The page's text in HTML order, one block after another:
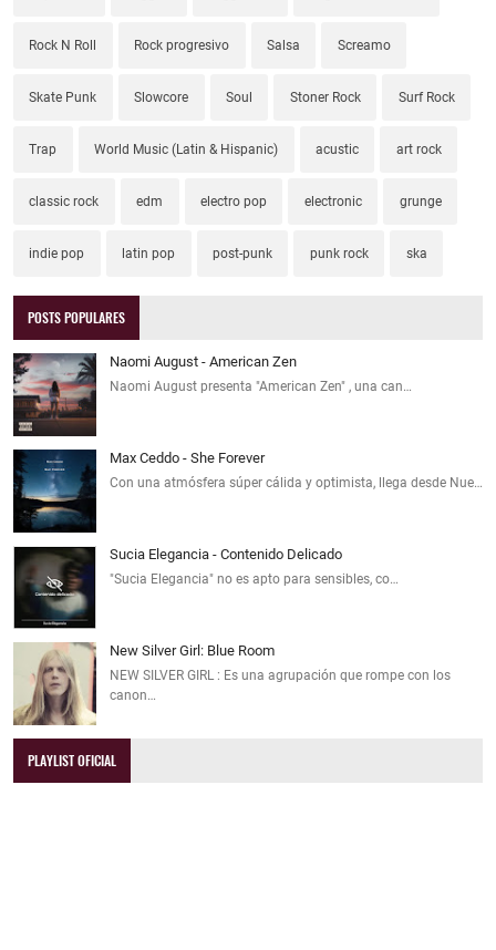
Rock N Roll Rock progresivo Salsa Screamo
Skate Punk Slowcore Soul Stoner Rock Surf Rock
Trap World Music (Latin & Hispanic) acustic art rock
classic rock edm electro pop electronic grunge
indie pop latin pop post-punk punk rock ska
POSTS POPULARES
Naomi August - American Zen
Naomi August presenta "American Zen" , una can…
Max Ceddo - She Forever
Con una atmósfera súper cálida y optimista, llega desde Nue…
Sucia Elegancia - Contenido Delicado
"Sucia Elegancia" no es apto para sensibles, co…
New Silver Girl: Blue Room
NEW SILVER GIRL : Es una agrupación que rompe con los
canon…
PLAYLIST OFICIAL